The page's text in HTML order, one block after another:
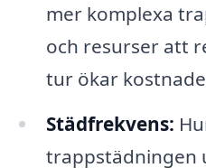
mer komplexa
och resurser att
tur ökar
Städfrekvens:
trappstädningen